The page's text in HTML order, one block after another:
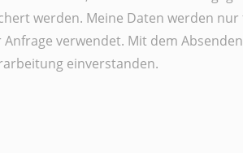
werden. Meine Daten werden
Anfrage verwendet. Mit dem
einverstanden.